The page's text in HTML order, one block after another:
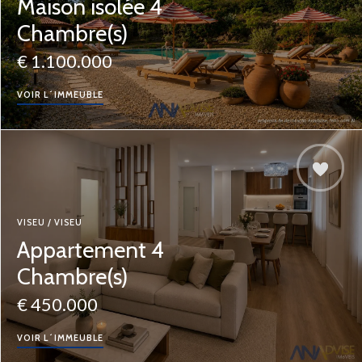
Maison isolée 4
Chambre(s)
€ 1.100.000
VOIR L´IMMEUBLE
VISEU / VISEU
Appartement 4
Chambre(s)
€ 450.000
VOIR L´IMMEUBLE